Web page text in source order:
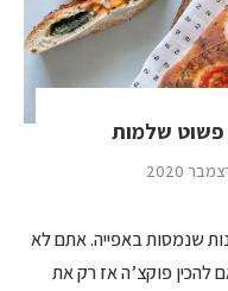
פשוט שלמות
שנמסות באפייה. אתם לא
להכין פוקצ’ה אז רק את